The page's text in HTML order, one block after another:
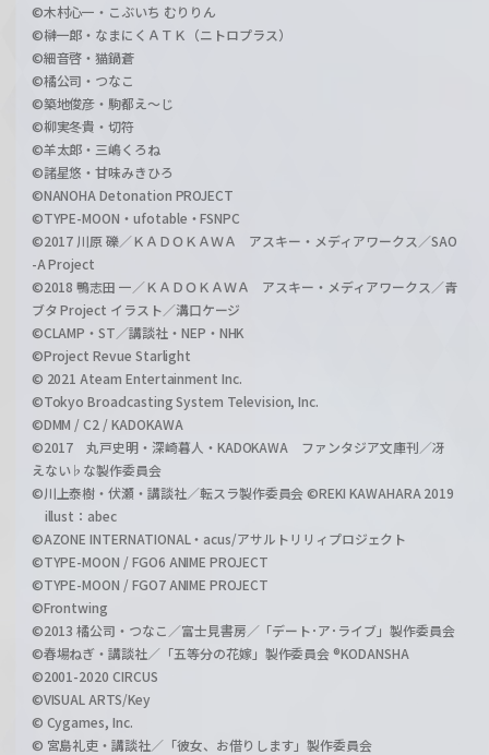
©木村心一・こぶいち むりりん
©榊一郎・なまにくＡＴＫ（ニトロプラス）
©細音啓・猫鍋蒼
©橘公司・つなこ
©築地俊彦・駒都え～じ
©柳実冬貴・切符
©羊太郎・三嶋くろね
©諸星悠・甘味みきひろ
©NANOHA Detonation PROJECT
©TYPE-MOON・ufotable・FSNPC
©2017 川原 礫／ＫＡＤＯＫＡＷＡ アスキー・メディアワークス／SAO
-A Project
©2018 鴨志田 一／ＫＡＤＯＫＡＷＡ アスキー・メディアワークス／青
ブタ Project イラスト／溝口ケージ
©CLAMP・ST／講談社・NEP・NHK
©Project Revue Starlight
© 2021 Ateam Entertainment Inc.
©Tokyo Broadcasting System Television, Inc.
©DMM / C2 / KADOKAWA
©2017 丸戸史明・深崎暮人・KADOKAWA ファンタジア文庫刊／冴
えない♭な製作委員会
©川上泰樹・伏瀬・講談社／転スラ製作委員会 ©REKI KAWAHARA 2019
illust：abec
©AZONE INTERNATIONAL・acus/アサルトリリィプロジェクト
©TYPE-MOON / FGO6 ANIME PROJECT
©TYPE-MOON / FGO7 ANIME PROJECT
©Frontwing
©2013 橘公司・つなこ／富士見書房／「デート･ア･ライブ」製作委員会
©春場ねぎ・講談社／「五等分の花嫁」製作委員会 ®KODANSHA
©2001-2020 CIRCUS
©VISUAL ARTS/Key
© Cygames, Inc.
© 宮島礼吏・講談社／「彼女、お借りします」製作委員会